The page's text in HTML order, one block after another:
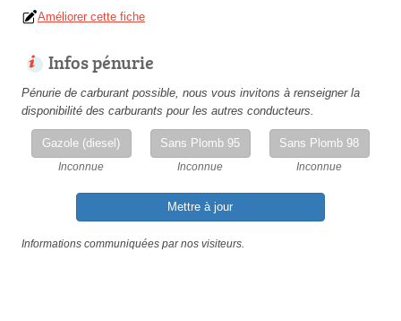
Améliorer cette fiche
Infos pénurie
Pénurie de carburant possible, nous vous invitons à renseigner la
disponibilité des carburants pour les autres conducteurs.
Gazole (diesel)
Inconnue
Sans Plomb 95
Inconnue
Sans Plomb 98
Inconnue
Mettre à jour
Informations communiquées par nos visiteurs.